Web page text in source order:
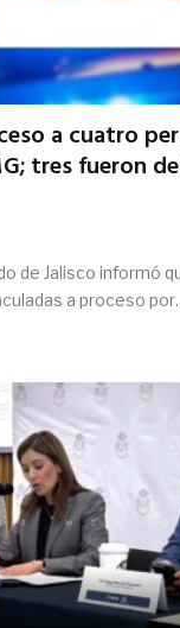
a cuatro
tres fueron
de Jalisco informó
a proceso